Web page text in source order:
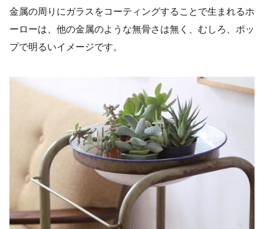
金属の周りにガラスをコーティングすることで生まれるホ
ーローは、他の金属のような無骨さは無く、むしろ、ポッ
プで明るいイメージです。